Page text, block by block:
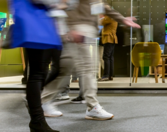
Cassonetti e Tapparelle Avvolgibili
Alberghi, ristoranti e caffè